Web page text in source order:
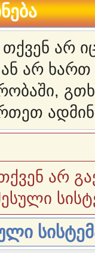
არ
არ ხართ
არ